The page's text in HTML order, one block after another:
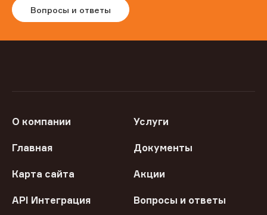
Вопросы и ответы
О компании Услуги
Главная Документы
Карта сайта Акции
API Интеграция Вопросы и ответы